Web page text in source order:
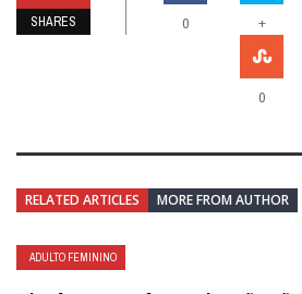
SHARES 0 +
0
RELATED ARTICLES MORE FROM AUTHOR
ADULTO FEMININO